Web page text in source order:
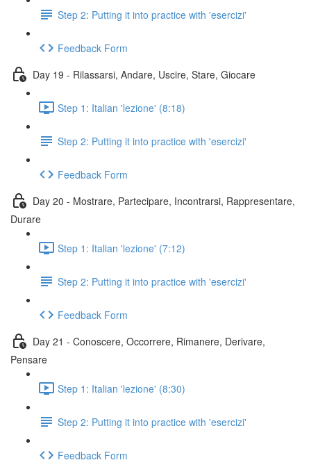
Step 2: Putting it into practice with 'esercizi'
Feedback Form
Day 19 - Rilassarsi, Andare, Uscire, Stare, Giocare
Step 1: Italian 'lezione' (8:18)
Step 2: Putting it into practice with 'esercizi'
Feedback Form
Day 20 - Mostrare, Partecipare, Incontrarsi, Rappresentare,
Durare
Step 1: Italian 'lezione' (7:12)
Step 2: Putting it into practice with 'esercizi'
Feedback Form
Day 21 - Conoscere, Occorrere, Rimanere, Derivare,
Pensare
Step 1: Italian 'lezione' (8:30)
Step 2: Putting it into practice with 'esercizi'
Feedback Form